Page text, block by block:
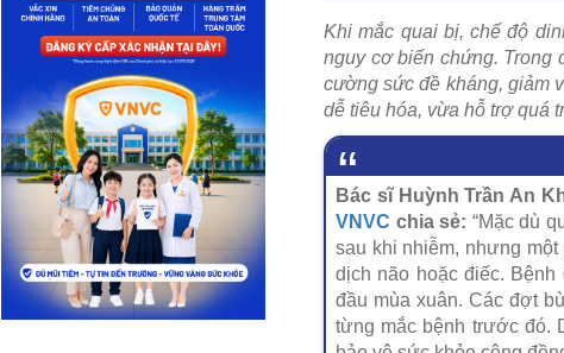
Khi mắc quai bị, chế độ
nguy cơ biến chứng. Trong
cường sức đề kháng, giảm
dễ tiêu hóa, vừa hỗ trợ quá
Bác sĩ Huỳnh Trần An
VNVC chia sẻ: “Mặc dù
sau khi nhiễm, nhưng
dịch não hoặc điếc.
đầu mùa xuân. Các đợt
từng mắc bệnh trước đó.